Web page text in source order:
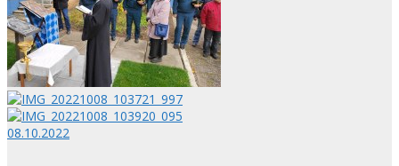
08.10.2022